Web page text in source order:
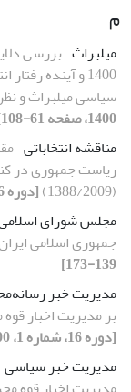
م
میلبراث بررسی
1400 و آینده
سیاسی میلبراث و
1400، صفحه 61-108]
مناقشه انتخاباتی
(1388/2009)
[دوره 16، شماره 4، 1400، صفحه 7-48]
مجلس شورای
جمهوری اسلامی ایران (1380-
139-173]
مدیریت خبر
بر مدیریت اخبار
[دوره 16، شماره 1، 1400، صفحه 7-36]
مدیریت خبر سیاسی